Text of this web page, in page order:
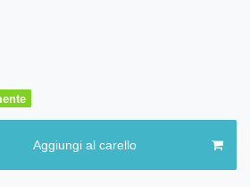
Aggiungi al carello